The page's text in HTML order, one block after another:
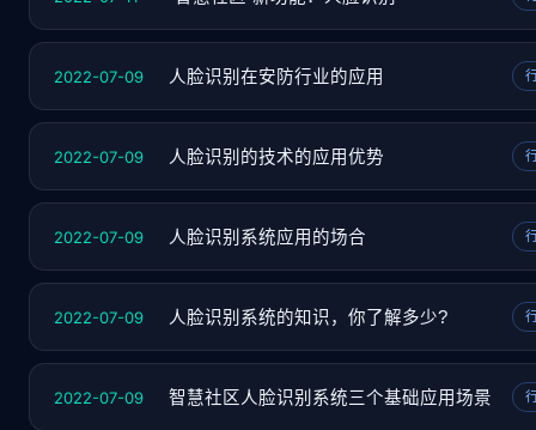
2022-07-09 人脸识别在安防行业的应用
2022-07-09 人脸识别的技术的应用优势
2022-07-09 人脸识别系统应用的场合
2022-07-09 人脸识别系统的知识，你了解多少?
2022-07-09 智慧社区人脸识别系统三个基础应用场景